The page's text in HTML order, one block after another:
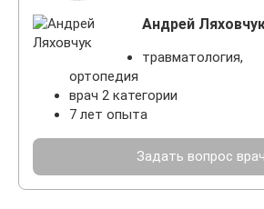
Андрей
травматология,
ортопедия
врач 2 категории
7 лет опыта
Задать вопрос